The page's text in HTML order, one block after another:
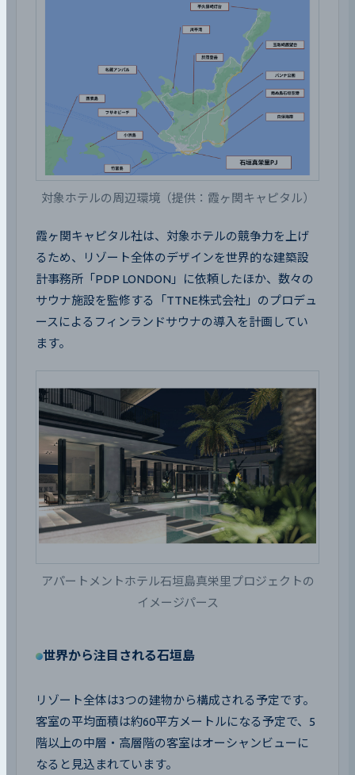
対象ホテルの周辺環境（提供：霞ヶ関キャピタル）
霞ヶ関キャピタル社は、対象ホテルの競争力を上げ
るため、リゾート全体のデザインを世界的な建築設
計事務所「PDP LONDON」に依頼したほか、数々の
サウナ施設を監修する「TTNE株式会社」のプロデュ
ースによるフィンランドサウナの導入を計画してい
ます。
アパートメントホテル石垣島真栄里プロジェクトの
イメージパース
世界から注目される石垣島
リゾート全体は3つの建物から構成される予定です。
客室の平均面積は約60平方メートルになる予定で、5
階以上の中層・高層階の客室はオーシャンビューに
なると見込まれています。